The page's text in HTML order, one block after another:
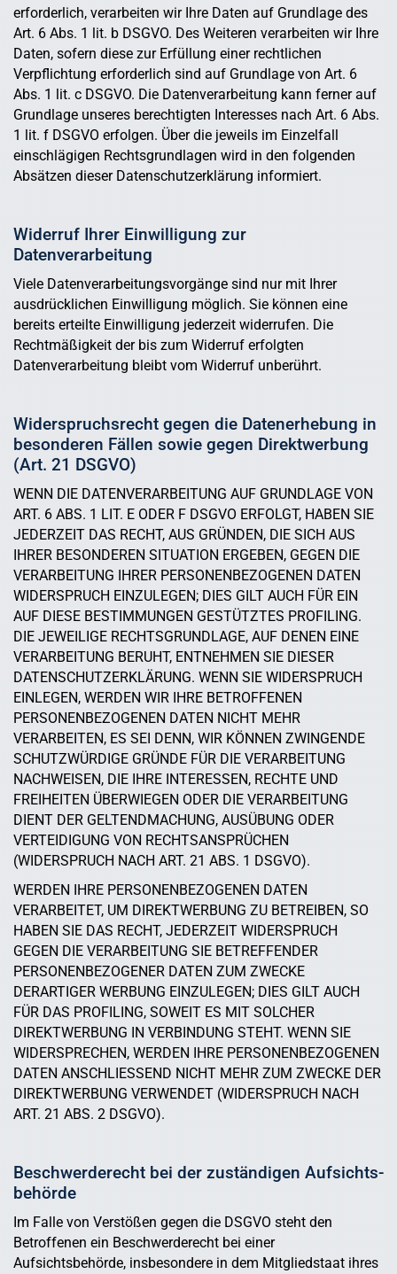
erforderlich, verarbeiten wir Ihre Daten auf Grundlage des
Art. 6 Abs. 1 lit. b DSGVO. Des Weiteren verarbeiten wir Ihre
Daten, sofern diese zur Erfüllung einer rechtlichen
Verpflichtung erforderlich sind auf Grundlage von Art. 6
Abs. 1 lit. c DSGVO. Die Datenverarbeitung kann ferner auf
Grundlage unseres berechtigten Interesses nach Art. 6 Abs.
1 lit. f DSGVO erfolgen. Über die jeweils im Einzelfall
einschlägigen Rechtsgrundlagen wird in den folgenden
Absätzen dieser Datenschutzerklärung informiert.
Widerruf Ihrer Einwilligung zur
Datenverarbeitung
Viele Datenverarbeitungsvorgänge sind nur mit Ihrer
ausdrücklichen Einwilligung möglich. Sie können eine
bereits erteilte Einwilligung jederzeit widerrufen. Die
Rechtmäßigkeit der bis zum Widerruf erfolgten
Datenverarbeitung bleibt vom Widerruf unberührt.
Widerspruchsrecht gegen die Datenerhebung in
besonderen Fällen sowie gegen Direktwerbung
(Art. 21 DSGVO)
WENN DIE DATENVERARBEITUNG AUF GRUNDLAGE VON
ART. 6 ABS. 1 LIT. E ODER F DSGVO ERFOLGT, HABEN SIE
JEDERZEIT DAS RECHT, AUS GRÜNDEN, DIE SICH AUS
IHRER BESONDEREN SITUATION ERGEBEN, GEGEN DIE
VERARBEITUNG IHRER PERSONENBEZOGENEN DATEN
WIDERSPRUCH EINZULEGEN; DIES GILT AUCH FÜR EIN
AUF DIESE BESTIMMUNGEN GESTÜTZTES PROFILING.
DIE JEWEILIGE RECHTSGRUNDLAGE, AUF DENEN EINE
VERARBEITUNG BERUHT, ENTNEHMEN SIE DIESER
DATENSCHUTZERKLÄRUNG. WENN SIE WIDERSPRUCH
EINLEGEN, WERDEN WIR IHRE BETROFFENEN
PERSONENBEZOGENEN DATEN NICHT MEHR
VERARBEITEN, ES SEI DENN, WIR KÖNNEN ZWINGENDE
SCHUTZWÜRDIGE GRÜNDE FÜR DIE VERARBEITUNG
NACHWEISEN, DIE IHRE INTERESSEN, RECHTE UND
FREIHEITEN ÜBERWIEGEN ODER DIE VERARBEITUNG
DIENT DER GELTENDMACHUNG, AUSÜBUNG ODER
VERTEIDIGUNG VON RECHTSANSPRÜCHEN
(WIDERSPRUCH NACH ART. 21 ABS. 1 DSGVO).
WERDEN IHRE PERSONENBEZOGENEN DATEN
VERARBEITET, UM DIREKTWERBUNG ZU BETREIBEN, SO
HABEN SIE DAS RECHT, JEDERZEIT WIDERSPRUCH
GEGEN DIE VERARBEITUNG SIE BETREFFENDER
PERSONENBEZOGENER DATEN ZUM ZWECKE
DERARTIGER WERBUNG EINZULEGEN; DIES GILT AUCH
FÜR DAS PROFILING, SOWEIT ES MIT SOLCHER
DIREKTWERBUNG IN VERBINDUNG STEHT. WENN SIE
WIDERSPRECHEN, WERDEN IHRE PERSONENBEZOGENEN
DATEN ANSCHLIESSEND NICHT MEHR ZUM ZWECKE DER
DIREKTWERBUNG VERWENDET (WIDERSPRUCH NACH
ART. 21 ABS. 2 DSGVO).
Beschwerde­recht bei der zuständigen Aufsichts­
behörde
Im Falle von Verstößen gegen die DSGVO steht den
Betroffenen ein Beschwerderecht bei einer
Aufsichtsbehörde, insbesondere in dem Mitgliedstaat ihres